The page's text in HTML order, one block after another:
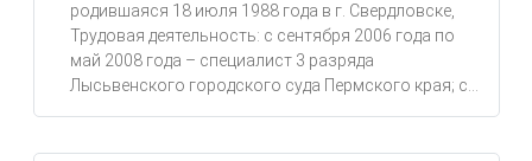
родившаяся 18 июля 1988 года в г. Свердловске,
Трудовая деятельность: с сентября 2006 года по
май 2008 года – специалист 3 разряда
Лысьвенского городского суда Пермского края; с...